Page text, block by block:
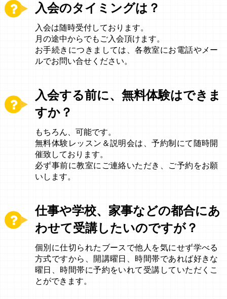
入会のタイミングは？
入会は随時受付しております。
月の途中からでもご入会頂けます。
お手続きにつきましては、各教室にお電話やメー
ルでお問い合せください。
入会する前に、無料体験はできま
すか？
もちろん、可能です。
無料体験レッスン＆説明会は、予約制にて随時開
催致しております。
必ず事前に教室にご連絡いただき、ご予約をお願
いします。
仕事や学校、家事などの都合にあ
わせて受講したいのですが？
個別に仕切られたブースで他人を気にせず学べる
方式ですから、開講曜日、時間帯であれば好きな
曜日、時間帯に予約をいれて受講していただくこ
とができます。